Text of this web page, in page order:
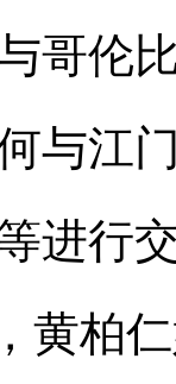
哥伦
与江
进行
黄柏